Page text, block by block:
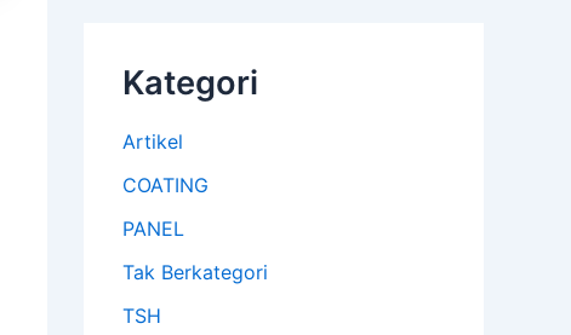
Kategori
Artikel
COATING
PANEL
Tak Berkategori
TSH